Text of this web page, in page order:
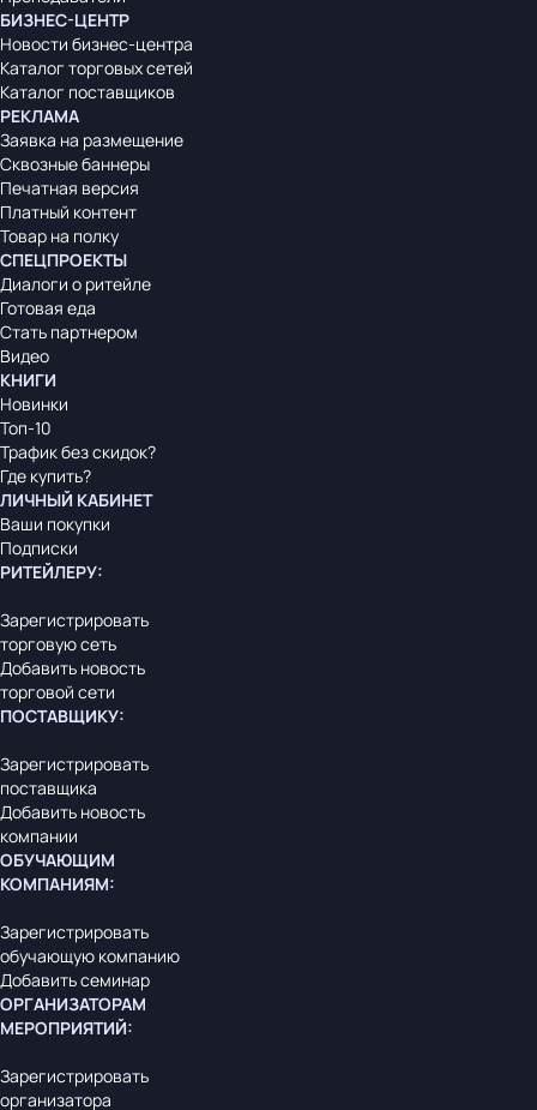
БИЗНЕС-ЦЕНТР
Новости бизнес-центра
Каталог торговых сетей
Каталог поставщиков
РЕКЛАМА
Заявка на размещение
Сквозные баннеры
Печатная версия
Платный контент
Товар на полку
СПЕЦПРОЕКТЫ
Диалоги о ритейле
Готовая еда
Стать партнером
Видео
КНИГИ
Новинки
Топ-10
Трафик без скидок?
Где купить?
ЛИЧНЫЙ КАБИНЕТ
Ваши покупки
Подписки
РИТЕЙЛЕРУ:
Зарегистрировать
торговую сеть
Добавить новость
торговой сети
ПОСТАВЩИКУ:
Зарегистрировать
поставщика
Добавить новость
компании
ОБУЧАЮЩИМ
КОМПАНИЯМ:
Зарегистрировать
обучающую компанию
Добавить семинар
ОРГАНИЗАТОРАМ
МЕРОПРИЯТИЙ:
Зарегистрировать
организатора